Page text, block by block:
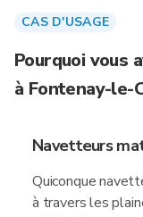
CAS D'USAGE
Pourquoi vous
à Fontenay-le-
Navetteurs
Quiconque
à travers les